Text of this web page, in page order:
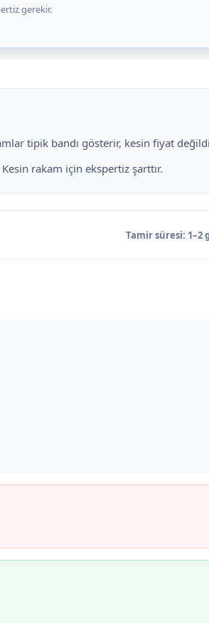
gerekir.
tipik bandı gösterir, kesin fiyat
rakam için ekspertiz şarttır.
Tamir süresi: 1–2